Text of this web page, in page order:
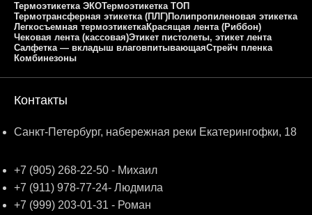
Термоэтикетка ЭКОТермоэтикетка ТОП
Термотрансферная этикетка (ПЛГ)Полипропиленовая этикетка
Легкосъемная термоэтикеткаКрасящая лента (Риббон)
Чековая лента (кассовая)Этикет пистолеты, этикет лента
Салфетка — вкладыш влаговпитывающаяСтрейч пленка
Комбинезоны
Контакты
Санкт-Петербург, набережная реки Екатерингофки, 18
+7 (905) 268-22-50 - Михаил
+7 (911) 978-77-24- Людмила
+7 (999) 203-01-31 - Роман